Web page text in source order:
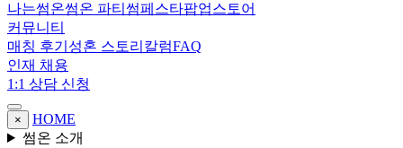
나는썸온썸온 파티 썸페스타팝업스토어
커뮤니티
매칭 후기 성혼 스토리 칼럼FAQ
인재 채용
1:1 상담 신청
×
HOME
썸온 소개